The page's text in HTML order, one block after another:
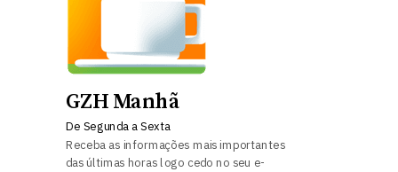
De Segunda a Sexta
Receba as informações mais importantes
das últimas horas logo cedo no seu e-
GZH Manhã